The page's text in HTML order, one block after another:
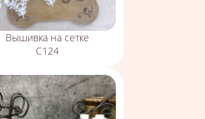
Вышивка на сетке
С124